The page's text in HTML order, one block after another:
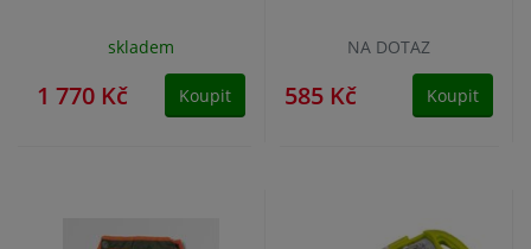
skladem
1 770 Kč Koupit
NA DOTAZ
585 Kč Koupit